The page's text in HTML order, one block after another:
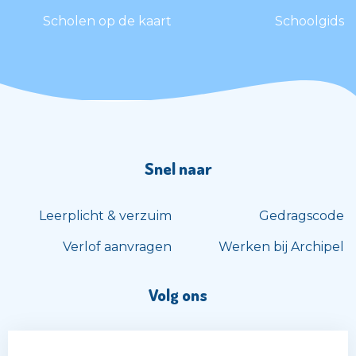
Scholen op de kaart Schoolgids
Snel naar
Leerplicht & verzuim
Verlof aanvragen
Gedragscode
Werken bij Archipel
Volg ons